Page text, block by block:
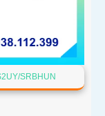
SRBHUN